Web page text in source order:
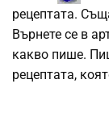
рецептата.
Върнете се в
какво пише.
рецептата,